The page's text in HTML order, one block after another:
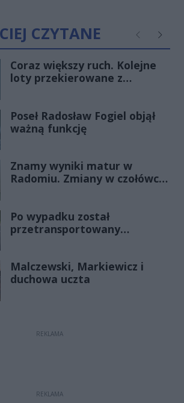
CZYTANE Poprzednie
Coraz większy ruch. Kolejne
loty przekierowane z
Poseł Radosław Fogiel objął
ważną funkcję
Znamy wyniki matur w
Radomiu. Zmiany w czołówce
Po wypadku został
przetransportowany
Malczewski, Markiewicz i
duchowa uczta
REKLAMA
REKLAMA